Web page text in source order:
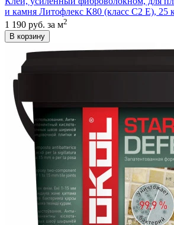
и камня Литофлекс К80 (класс С2 E), 25
1 190 руб. за м2
В корзину